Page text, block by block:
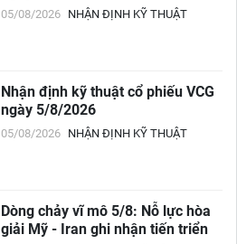
05/08/2026 NHẬN ĐỊNH KỸ THUẬT
Nhận định kỹ thuật cổ phiếu VCG
ngày 5/8/2026
05/08/2026 NHẬN ĐỊNH KỸ THUẬT
Dòng chảy vĩ mô 5/8: Nỗ lực hòa
giải Mỹ - Iran ghi nhận tiến triển